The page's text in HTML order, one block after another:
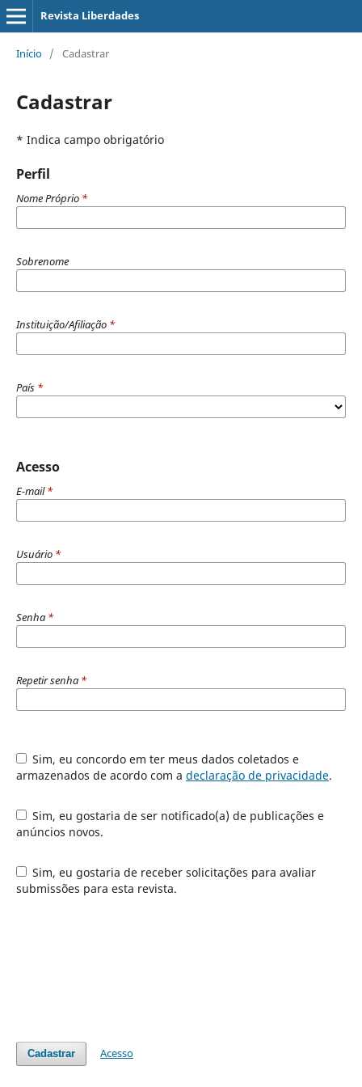
Revista Liberdades
Início / Cadastrar
Cadastrar
* Indica campo obrigatório
Perfil
Nome Próprio *
Sobrenome
Instituição/Afiliação *
País *
Acesso
E-mail*
Usuário *
Senha *
Repetir senha *
Sim, eu concordo em ter meus dados coletados e
armazenados de acordo com a declaração de privacidade.
Sim, eu gostaria de ser notificado(a) de publicações e
anúncios novos.
Sim, eu gostaria de receber solicitações para avaliar
submissões para esta revista.
Cadastrar Acesso